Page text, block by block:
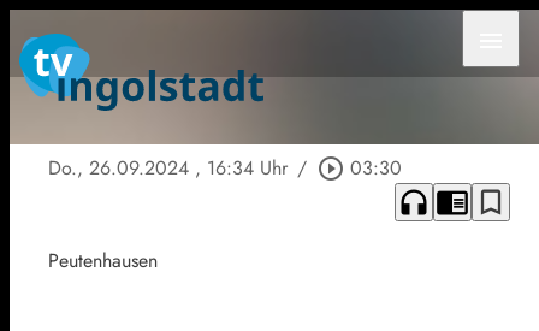
Do., 26.09.2024 , 16:34 Uhr / play_circle_outline 03:30
headphones chrome_reader_mode bookmark_border
Peutenhausen